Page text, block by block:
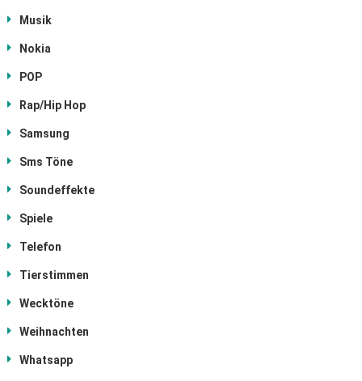
Musik
Nokia
POP
Rap/Hip Hop
Samsung
Sms Töne
Soundeffekte
Spiele
Telefon
Tierstimmen
Wecktöne
Weihnachten
Whatsapp